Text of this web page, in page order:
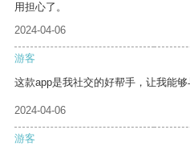
用担心了。
2024-04-06
游客
这款app是我社交的好帮手，让我能
2024-04-06
游客